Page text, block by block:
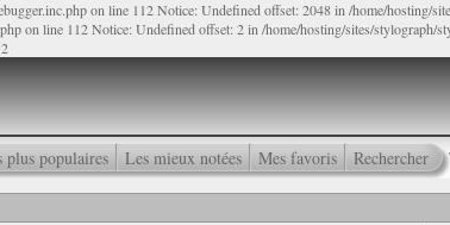
on line 112 Notice: Undefined offset: 2048 in /home/hosting/
on line 112 Notice: Undefined offset: 2 in /home/hosting/sites/
plus populaires Les mieux notées Mes favoris Rechercher